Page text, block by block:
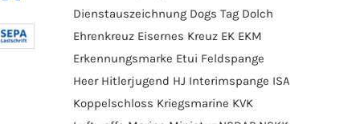
Dienstauszeichnung Dogs Tag Dolch
Ehrenkreuz Eisernes Kreuz EK EKM
Erkennungsmarke Etui Feldspange
Heer Hitlerjugend HJ Interimspange ISA
Koppelschloss Kriegsmarine KVK